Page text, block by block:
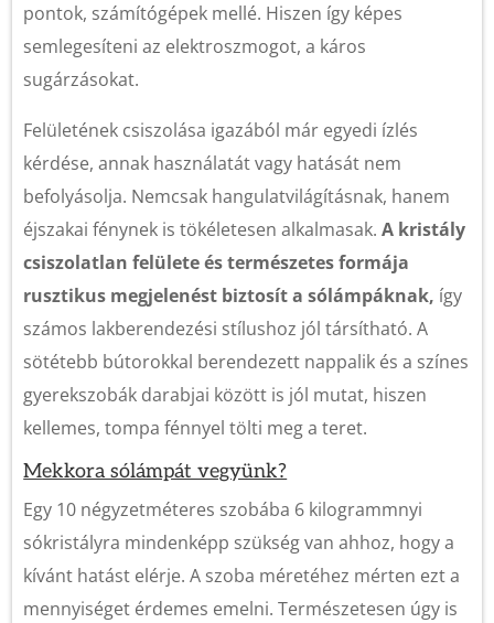
pontok, számítógépek mellé. Hiszen így képes
semlegesíteni az elektroszmogot, a káros
sugárzásokat.
Felületének csiszolása igazából már egyedi ízlés
kérdése, annak használatát vagy hatását nem
befolyásolja. Nemcsak hangulatvilágításnak, hanem
éjszakai fénynek is tökéletesen alkalmasak.A kristály
csiszolatlan felülete és természetes formája
rusztikus megjelenést biztosít a sólámpáknak, így
számos lakberendezési stílushoz jól társítható. A
sötétebb bútorokkal berendezett nappalik és a színes
gyerekszobák darabjai között is jól mutat, hiszen
kellemes, tompa fénnyel tölti meg a teret.
Mekkora sólámpát vegyünk?
Egy 10 négyzetméteres szobába 6 kilogrammnyi
sókristályra mindenképp szükség van ahhoz, hogy a
kívánt hatást elérje. A szoba méretéhez mérten ezt a
mennyiséget érdemes emelni. Természetesen úgy is